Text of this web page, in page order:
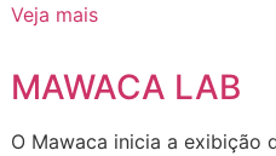
Veja mais
MAWACA LAB
O Mawaca inicia a exibição